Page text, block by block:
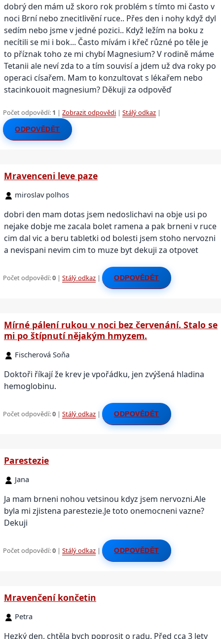
dobrý den mám už skoro rok problém s tímto mi často v
noci Brní nebo znecitlivění ruce.. Přes den i nohy když dyl
sedím nebo jsme v jedné pozici.. Když ležím na boku z
necítili se mi i bok... Často mívám i křeč různé po těle je
to příznak toho ze mi chybí Magnesium? V rodině máme
Tetanii ale neví zda to a tím souvisí a jdem už dva roky po
operaci císařem. Mam to konzultovat s lékařem nebo
stacinkouoit magnesium? Děkuji za odpověď
Počet odpovědí: 1 |Zobrazit odpovědi |Stálý odkaz |
ODPOVĚDĚT
Mravenceni leve paze
miroslav polhos
dobri den mam dotas jsem nedoslichavi na obje usi po
nejake dobje me zacala bolet ramena a pak brneni v ruce
cim dal vic a beru tabletki od bolesti jsem stoho nervozni
a nevispani nevim cim to muze byt dekuji za otpovet
Počet odpovědí:0 |Stálý odkaz | ODPOVĚDĚT
Mírné pálení rukou v noci bez červenání. Stalo se
mi po štípnutí nějakým hmyzem.
Fischerová Soňa
Doktoři říkají že krev je vpořádku, jen zvýšená hladina
hemoglobinu.
Počet odpovědí:0 |Stálý odkaz | ODPOVĚDĚT
Parestezie
Jana
Ja mam brneni nohou vetsinou kdyz jsem nervozni.Ale
byla mi zjistena parestezie.Je toto onemocneni vazne?
Dekuji
Počet odpovědí:0 |Stálý odkaz | ODPOVĚDĚT
Mravenčení končetin
Petra
Hezký den, chtěla bych poprosit o radu. Před cca 3 lety